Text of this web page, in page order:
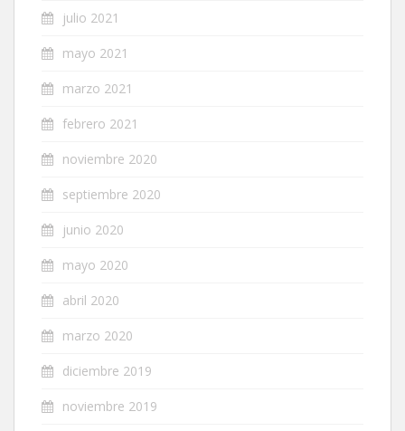
julio 2021
mayo 2021
marzo 2021
febrero 2021
noviembre 2020
septiembre 2020
junio 2020
mayo 2020
abril 2020
marzo 2020
diciembre 2019
noviembre 2019